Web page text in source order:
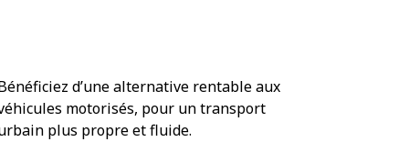
d’une alternative rentable aux
motorisés, pour un transport
plus propre et fluide.